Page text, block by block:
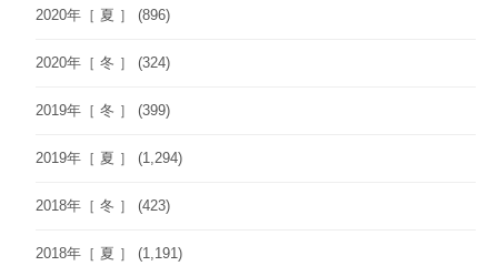
2020年［ 夏 ］ (896)
2020年［ 冬 ］ (324)
2019年［ 冬 ］ (399)
2019年［ 夏 ］ (1,294)
2018年［ 冬 ］ (423)
2018年［ 夏 ］ (1,191)